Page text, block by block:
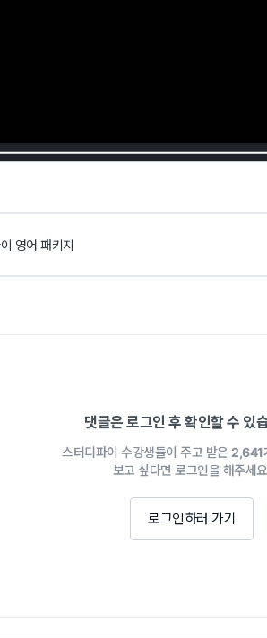
영어 패키지
댓글은 로그인 후 확인할 수 있
스터디파이 수강생들이 주고 받은 2,641
보고 싶다면 로그인을 해주세
로그인하러 가기